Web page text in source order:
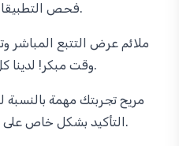
فحص التطبيقات بواسطة ابل ستور وقوقل بلاي.
ملائم عرض التتبع المباشر
وقت مبكر! لدينا كل السبل مغطاة بأحدث التقنيات.
مريح تجربتك مهمة بالنسبة
التأكيد بشكل خاص على لوائح السلامة لضمان راحة البال.